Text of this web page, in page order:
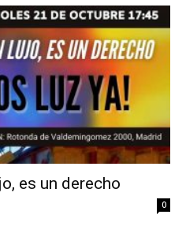
es un derecho
0